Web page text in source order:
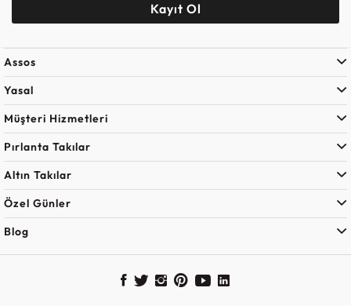
Kayıt Ol
Assos
Yasal
Müşteri Hizmetleri
Pırlanta Takılar
Altın Takılar
Özel Günler
Blog